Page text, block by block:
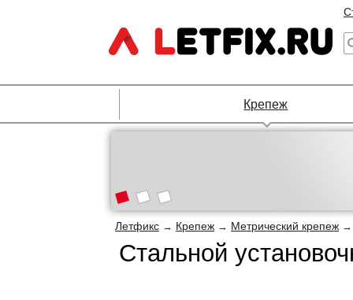
Крепеж
Летфикс → Крепеж → Метрический крепеж
Стальной